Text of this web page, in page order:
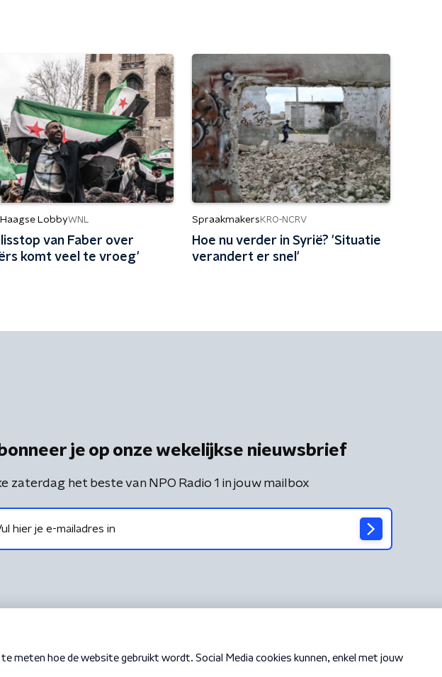
LobbyWNL
van Faber over
komt veel te vroeg'
Spraakmakers KRO-NCRV
Hoe nu verder in Syrië? 'Situatie
verandert er snel'
je op onze wekelijkse nieuwsbrief
zaterdag het beste van NPO Radio 1 in jouw mailbox